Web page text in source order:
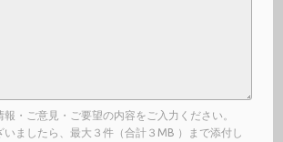
報・ご意見・ご要望の内容をご入力ください。
いましたら、最大３件（合計３MB ）まで添付し